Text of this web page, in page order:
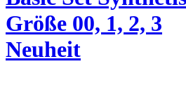
Neuheit